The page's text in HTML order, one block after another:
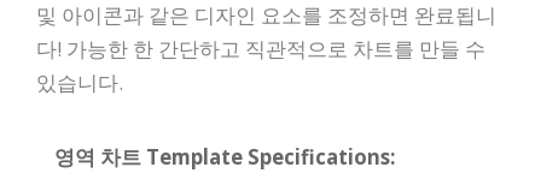
및 아이콘과 같은 디자인 요소를 조정하면 완료됩니
다! 가능한 한 간단하고 직관적으로 차트를 만들 수
있습니다.
영역 차트 Template Specifications: